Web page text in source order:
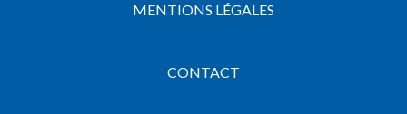
MENTIONS LÉGALES
CONTACT